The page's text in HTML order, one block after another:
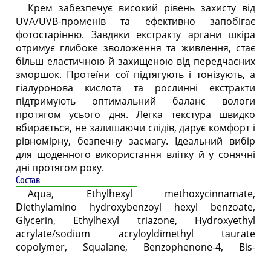
Крем забезпечує високий рівень захисту від
UVA/UVB-променів та ефективно запобігає
фотостарінню. Завдяки екстракту аргани шкіра
отримує глибоке зволоження та живлення, стає
більш еластичною й захищеною від передчасних
зморшок. Протеїни сої підтягують і тонізують, а
гіалуронова кислота та рослинні екстракти
підтримують оптимальний баланс вологи
протягом усього дня. Легка текстура швидко
вбирається, не залишаючи слідів, дарує комфорт і
рівномірну, безпечну засмагу. Ідеальний вибір
для щоденного використання влітку й у сонячні
дні протягом року.
Состав
Aqua, Ethylhexyl methoxycinnamate,
Diethylamino hydroxybenzoyl hexyl benzoate,
Glycerin, Ethylhexyl triazone, Hydroxyethyl
acrylate/sodium acryloyldimethyl taurate
copolymer, Squalane, Benzophenone-4, Bis-